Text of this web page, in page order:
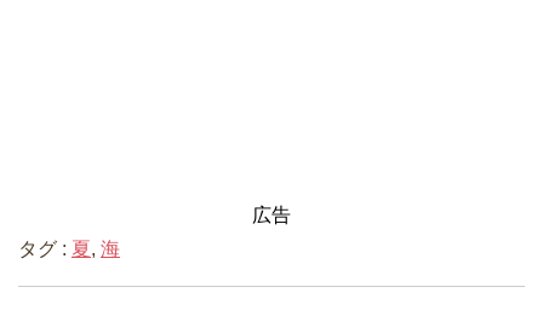
広告
タグ : 夏 , 海